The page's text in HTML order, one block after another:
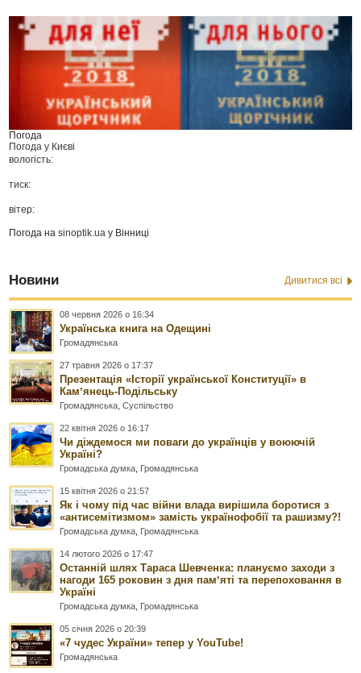
Погода
Погода у Києві
вологість:
тиск:
вітер:
Погода наsinoptik.ua у Вінниці
Новини Дивитися всі
08 червня 2026 о 16:34
Українська книга на Одещині
Громадянська
27 травня 2026 о 17:37
Презентація «Історії української Конституції» в
Камʼянець-Подільську
Громадянська ,Суспільство
22 квітня 2026 о 16:17
Чи діждемося ми поваги до українців у воюючій
Україні?
Громадська думка Громадянська
15 квітня 2026 о 21:57
Як і чому під час війни влада вирішила боротися з
«антисемітизмом» замість українофобії та рашизму?!
Громадська думка Громадянська
14 лютого 2026 о 17:47
Останній шлях Тараса Шевченка: плануємо заходи з
нагоди 165 роковин з дня памʼяті та перепоховання в
Україні
Громадська думка Громадянська
05 січня 2026 о 20:39
«7 чудес України» тепер у YouTube!
Громадянська